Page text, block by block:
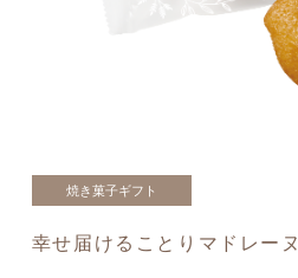
焼き菓子ギフト
幸せ届けることりマドレーヌ